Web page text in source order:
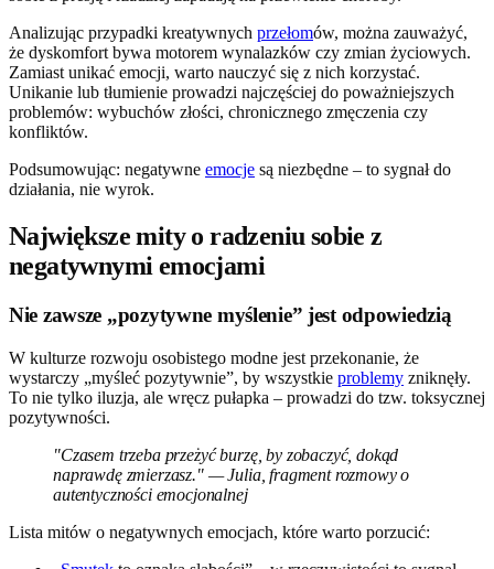
Analizując przypadki kreatywnych przełomów, można zauważyć,
że dyskomfort bywa motorem wynalazków czy zmian życiowych.
Zamiast unikać emocji, warto nauczyć się z nich korzystać.
Unikanie lub tłumienie prowadzi najczęściej do poważniejszych
problemów: wybuchów złości, chronicznego zmęczenia czy
konfliktów.
Podsumowując: negatywne emocje są niezbędne – to sygnał do
działania, nie wyrok.
Największe mity o radzeniu sobie z
negatywnymi emocjami
Nie zawsze „pozytywne myślenie” jest odpowiedzią
W kulturze rozwoju osobistego modne jest przekonanie, że
wystarczy „myśleć pozytywnie”, by wszystkie problemy zniknęły.
To nie tylko iluzja, ale wręcz pułapka – prowadzi do tzw. toksycznej
pozytywności.
"Czasem trzeba przeżyć burzę, by zobaczyć, dokąd
naprawdę zmierzasz." — Julia, fragment rozmowy o
autentyczności emocjonalnej
Lista mitów o negatywnych emocjach, które warto porzucić: